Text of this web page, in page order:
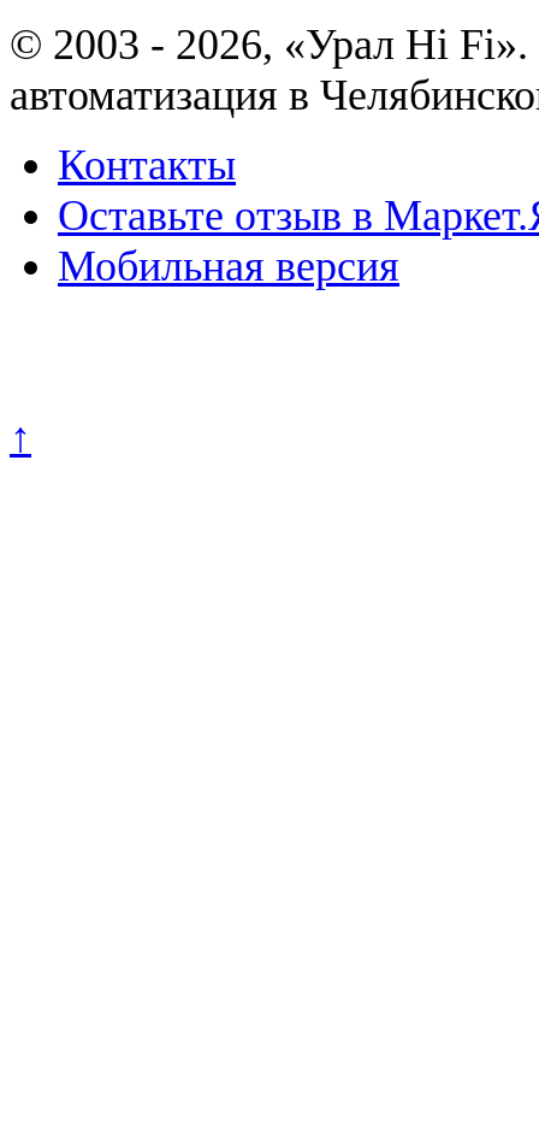
© 2003 - 2026, «Урал Hi
автоматизация в
Контакты
Оставьте отзыв в
Мобильная версия
↑